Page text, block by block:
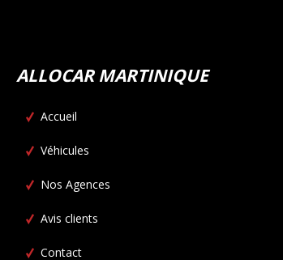
ALLOCAR MARTINIQUE
Accueil
Véhicules
Nos Agences
Avis clients
Contact